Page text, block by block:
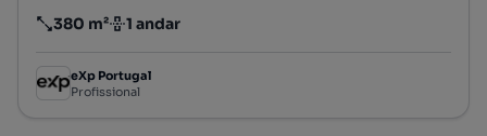
Preço por metro quadrado
380 m²
Andar 1 andar
eXp Portugal
Profissional